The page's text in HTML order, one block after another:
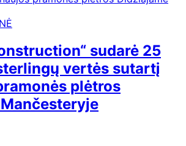
sudarė 25
vertės sutartį
plėtros